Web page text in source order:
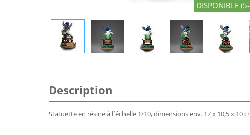
DISPONIBLE
Description
Statuette en résine à l´échelle 1/10, dimensions env. 17 x 10,5 x 10